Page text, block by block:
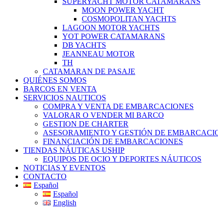
MOON POWER YACHT
COSMOPOLITAN YACHTS
LAGOON MOTOR YACHTS
YOT POWER CATAMARANS
DB YACHTS
JEANNEAU MOTOR
TH
CATAMARAN DE PASAJE
QUIÉNES SOMOS
BARCOS EN VENTA
SERVICIOS NAUTICOS
COMPRA Y VENTA DE EMBARCACIONES
VALORAR O VENDER MI BARCO
GESTION DE CHARTER
ASESORAMIENTO Y GESTIÓN DE
FINANCIACIÓN DE EMBARCACIONES
TIENDAS NÁUTICAS USHIP
EQUIPOS DE OCIO Y DEPORTES NÁUTICOS
NOTICIAS Y EVENTOS
CONTACTO
Español
Español
English